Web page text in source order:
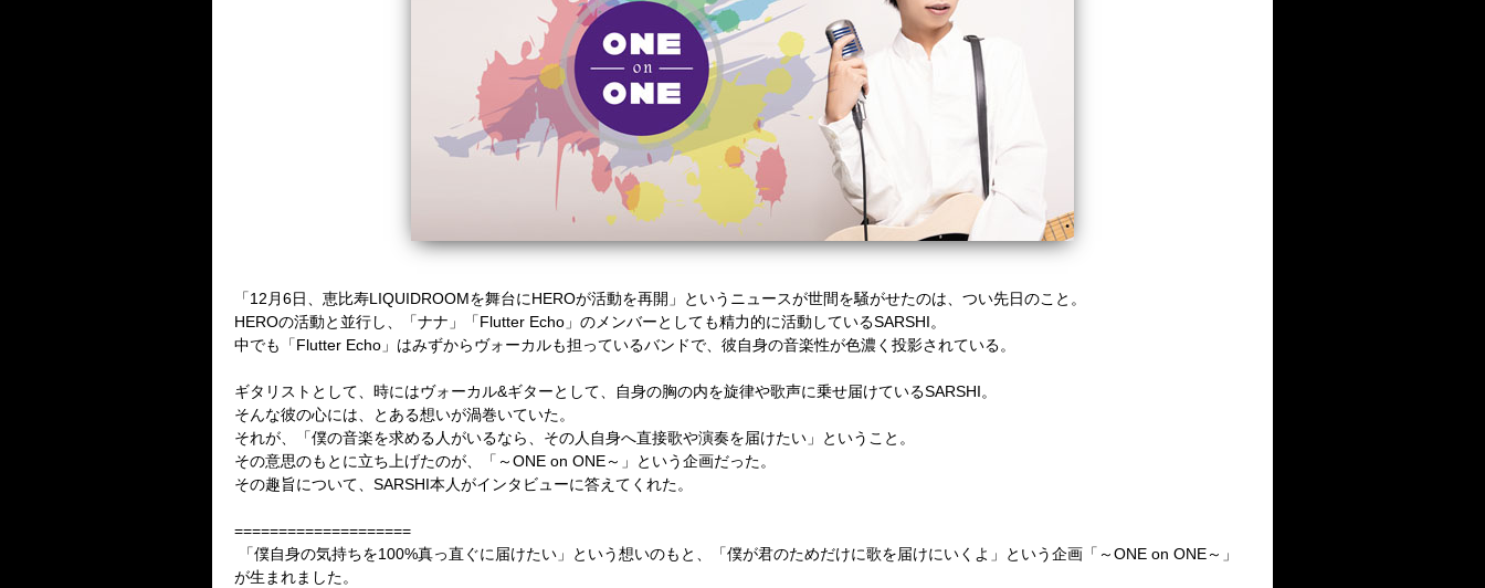
「12月6日、恵比寿LIQUIDROOMを舞台にHEROが活動を再開」というニュースが世間を騒がせたのは、つい先日のこと。
HEROの活動と並行し、「ナナ」「Flutter Echo」のメンバーとしても精力的に活動しているSARSHI。
中でも「Flutter Echo」はみずからヴォーカルも担っているバンドで、彼自身の音楽性が色濃く投影されている。
ギタリストとして、時にはヴォーカル&ギターとして、自身の胸の内を旋律や歌声に乗せ届けているSARSHI。
そんな彼の心には、とある想いが渦巻いていた。
それが、「僕の音楽を求める人がいるなら、その人自身へ直接歌や演奏を届けたい」ということ。
その意思のもとに立ち上げたのが、「～ONE on ONE～」という企画だった。
その趣旨について、SARSHI本人がインタビューに答えてくれた。
====================
「僕自身の気持ちを100%真っ直ぐに届けたい」という想いのもと、「僕が君のためだけに歌を届けにいくよ」という企画「～ONE on ONE～」
が生まれました。